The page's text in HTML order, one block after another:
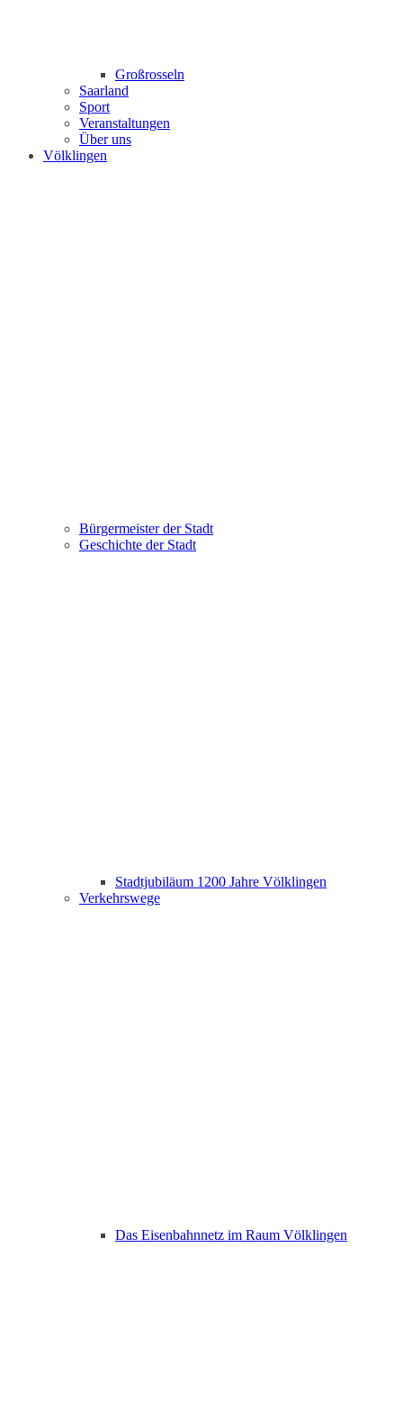
Großrosseln
Saarland
Sport
Veranstaltungen
Über uns
Völklingen
Bürgermeister der Stadt
Geschichte der Stadt
Stadtjubiläum 1200 Jahre Völklingen
Verkehrswege
Das Eisenbahnnetz im Raum Völklingen